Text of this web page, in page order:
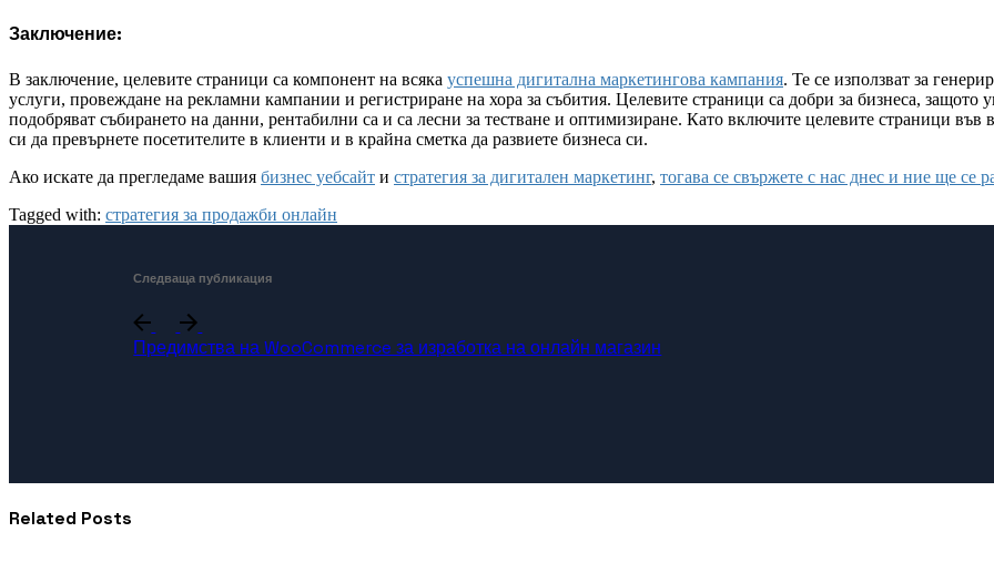
Заключение:
В заключение, целевите страници са компонент на всяка успешна дигитална маркетингова кампания. Те се използват за
услуги, провеждане на рекламни кампании и регистриране на хора за събития. Целевите страници са добри за бизнеса, защото
подобряват събирането на данни, рентабилни са и са лесни за тестване и оптимизиране. Като включите целевите страници
си да превърнете посетителите в клиенти и в крайна сметка да развиете бизнеса си.
Ако искате да прегледаме вашия бизнес уебсайт и стратегия за дигитален маркетинг, тогава се свържете с нас днес и ние ще се
Tagged with: стратегия за продажби онлайн
Следваща публикация
Предимства на WooCommerce за изработка на онлайн магазин
Related Posts